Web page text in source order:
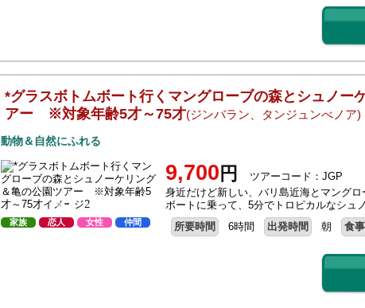
*グラスボトムボート行くマングローブの森とシュノー
アー ※対象年齢5才～75才(ジンバラン、タンジュンべノア)
動物＆自然にふれる
家族 恋人 女性 仲間
9,700 円
ツアーコード：JGP
身近だけど新しい、バリ島近海とマング
ボートに乗って、5分でトロピカルなシュ
所要時間
6時間 出発時間 朝 食